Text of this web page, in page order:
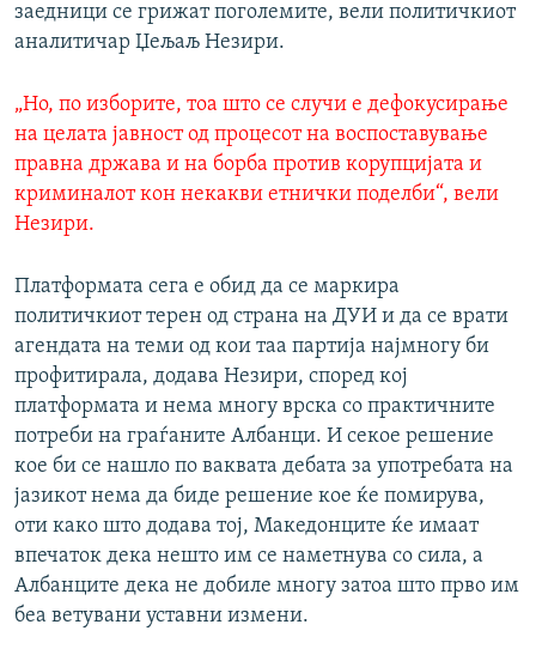
заедници се грижат поголемите, вели политичкиот
аналитичар Џељаљ Незири.
„Но, по изборите, тоа што се случи е дефокусирање
на целата јавност од процесот на воспоставување
правна држава и на борба против корупцијата и
криминалот кон некакви етнички поделби“, вели
Незири.
Платформата сега е обид да се маркира
политичкиот терен од страна на ДУИ и да се врати
агендата на теми од кои таа партија најмногу би
профитирала, додава Незири, според кој
платформата и нема многу врска со практичните
потреби на граѓаните Албанци. И секое решение
кое би се нашло по ваквата дебата за употребата на
јазикот нема да биде решение кое ќе помирува,
оти како што додава тој, Македонците ќе имаат
впечаток дека нешто им се наметнува со сила, а
Албанците дека не добиле многу затоа што прво им
беа ветувани уставни измени.